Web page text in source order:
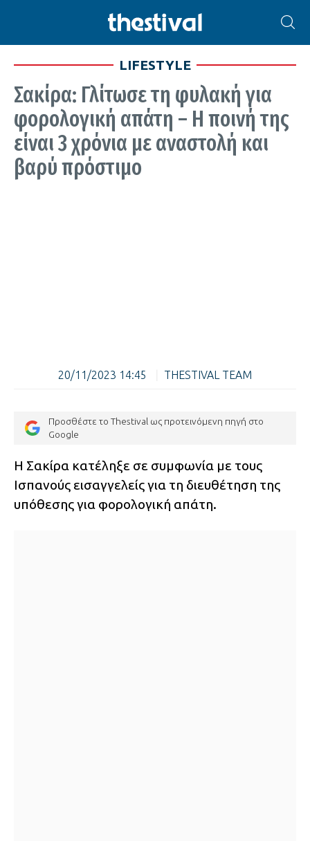
LIFESTYLE
Σακίρα: Γλίτωσε τη φυλακή για
φορολογική απάτη – Η ποινή της
είναι 3 χρόνια με αναστολή και
βαρύ πρόστιμο
20/11/2023 14:45 THESTIVAL TEAM
Προσθέστε το Thestival ως προτεινόμενη πηγή στο
Google
Η Σακίρα κατέληξε σε συμφωνία με τους
Ισπανούς εισαγγελείς για τη διευθέτηση της
υπόθεσης για φορολογική απάτη.